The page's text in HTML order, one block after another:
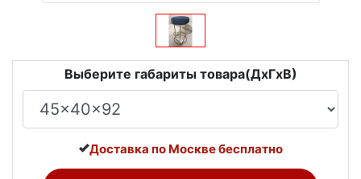
Выберите габариты товара(ДxГxВ)
Доставка по Москве бесплатно